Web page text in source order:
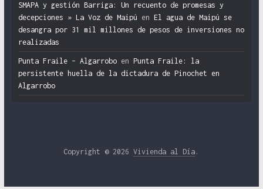
SMAPA y gestión Barriga: Un recuento de promesas y
decepciones » La Voz de Maipú en El agua de Maipú se
desangra por 31 mil millones de pesos de inversiones no
realizadas
Punta Fraile – Algarroboen Punta Fraile: la
persistente huella de la dictadura de Pinochet en
Algarrobo
Copyright © 2026Vivienda al Día .